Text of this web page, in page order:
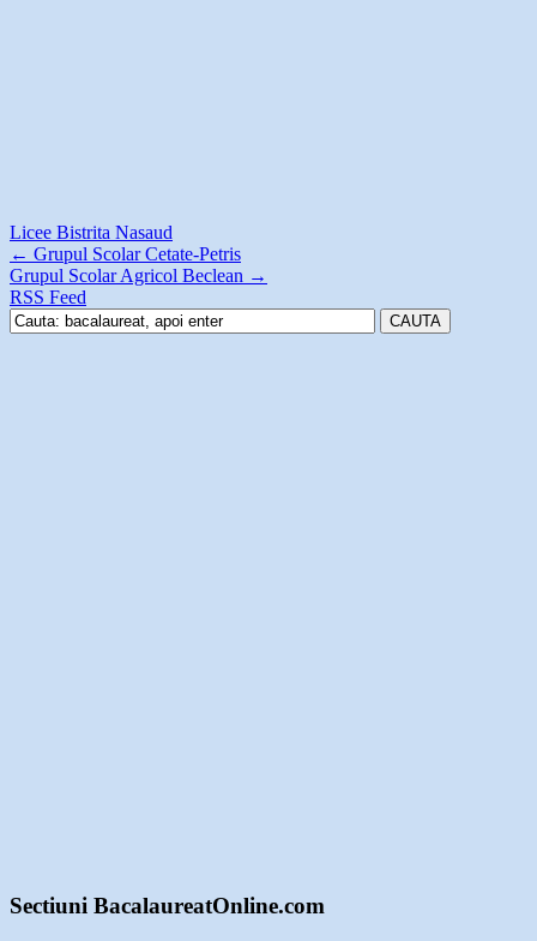
Licee Bistrita Nasaud
← Grupul Scolar Cetate-Petris
Grupul Scolar Agricol Beclean →
RSS Feed
Sectiuni BacalaureatOnline.com